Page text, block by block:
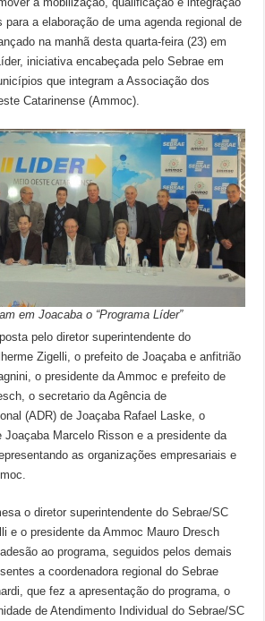
para a elaboração de uma agenda regional de
na manhã desta quarta-feira (23) em
iniciativa encabeçada pelo Sebrae em
que integram a Associação dos
Catarinense (Ammoc).
em Joacaba o “Programa Líder”
pelo diretor superintendente do
Zigelli, o prefeito de Joaçaba e anfitrião
o presidente da Ammoc e prefeito de
o secretario da Agência de
(ADR) de Joaçaba Rafael Laske, o
Joaçaba Marcelo Risson e a presidente da
as organizações empresariais e
o diretor superintendente do Sebrae/SC
e o presidente da Ammoc Mauro Dresch
ao programa, seguidos pelos demais
a coordenadora regional do Sebrae
que fez a apresentação do programa, o
de Atendimento Individual do Sebrae/SC